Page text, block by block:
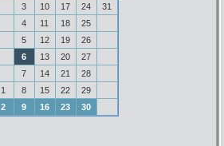
3 10 17 24
31
4 11 18
25
5 12 19
26
6 13 20
27
7 14 21
28
1 8 15 22
29
2 9 16 23 30